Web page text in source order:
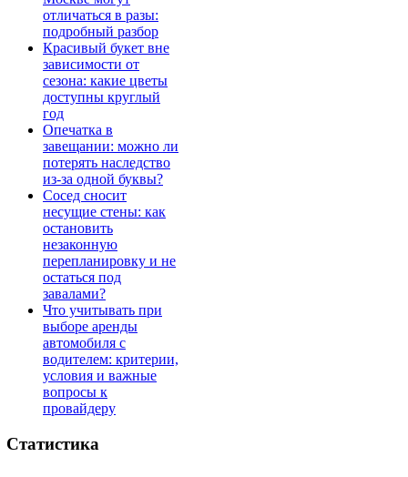
отличаться в разы:
подробный разбор
Красивый букет вне
зависимости от
сезона: какие цветы
доступны круглый
год
Опечатка в
завещании: можно ли
потерять наследство
из-за одной буквы?
Сосед сносит
несущие стены: как
остановить
незаконную
перепланировку и не
остаться под
завалами?
Что учитывать при
выборе аренды
автомобиля с
водителем: критерии,
условия и важные
вопросы к
провайдеру
Статистика